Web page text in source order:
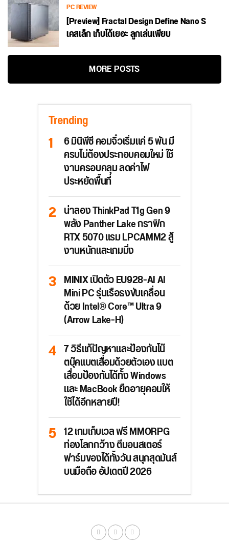
PC REVIEW
[Preview] Fractal Design Define Nano S
เคสเล็ก เก็บได้เยอะ ลูกเล่นเพียบ
MORE POSTS
Trending
6 มินิพีซี คอมจิ๋วเริ่มแค่ 5 พัน มี
ครบไม่ต้องประกอบคอมใหม่ ใช้
งานครอบคลุม ลดค่าไฟ
ประหยัดพื้นที่
น่าลอง ThinkPad T1g Gen 9
พลัง Panther Lake กราฟิก
RTX 5070 แรม LPCAMM2 สู้
งานหนักและเกมมิ่ง
MINIX เปิดตัว EU928-AI AI
Mini PC รุ่นเรือธงขับเคลื่อน
ด้วย Intel® Core™ Ultra 9
(Arrow Lake-H)
7 วิธีแก้ปัญหาและป้องกันโน๊
ตบุ๊คแบตเสื่อมด้วยตัวเอง แบต
เสื่อมป้องกันได้ทั้ง Windows
และ MacBook ยืดอายุคอมให้
ใช้ได้อีกหลายปี!
12 เกมเก็บเวล ฟรี MMORPG
ท่องโลกกว้าง ตีมอนสเตอร์
ฟาร์มของได้ทั้งวัน สนุกสุดมันส์
บนมือถือ อัปเดตปี 2026